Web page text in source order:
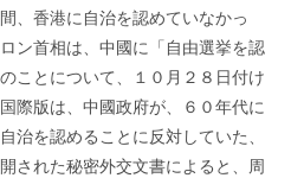
、香港に自治を認めていなかっ
ン首相は、中國に「自由選挙を認
ことについて、１０月２８日付け
際版は、中國政府が、６０年代に
治を認めることに反対していた、
された秘密外交文書によると、周